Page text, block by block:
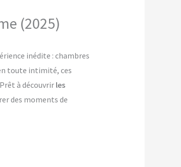
(2025)
inédite : chambres
toute intimité, ces
à découvrir les
des moments de